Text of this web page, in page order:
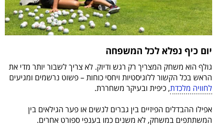
יום כיף נפלא לכל המשפחה
גולף הוא משחק המצריך רק רגש ודיוק. לא צריך לשבור יותר מדי את
הראש בכל הקשור ללוגיסטיות ויחסי כוחות – פשוט נרשמים ומגיעים
לחוויה מלכדת, כיפית ובעיקר משחררת.
אפילו ההבדלים הפיזיים בין גברים לנשים או פער הגילאים בין
המשתתפים במשחק, לא משנים כמו בענפי ספורט אחרים.